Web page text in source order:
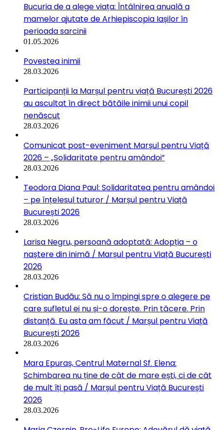
Bucuria de a alege viața: Întâlnirea anuală a
mamelor ajutate de Arhiepiscopia Iașilor în
perioada sarcinii
01.05.2026
Povestea inimii
28.03.2026
Participanții la Marșul pentru viață București 2026
au ascultat în direct bătăile inimii unui copil
nenăscut
28.03.2026
Comunicat post-eveniment Marșul pentru Viață
2026 – „Solidaritate pentru amândoi”
28.03.2026
Teodora Diana Paul: Solidaritatea pentru amândoi
– pe înțelesul tuturor / Marșul pentru Viață
București 2026
28.03.2026
Larisa Negru, persoană adoptată: Adopția – o
naștere din inimă / Marșul pentru Viață București
2026
28.03.2026
Cristian Budău: Să nu o împingi spre o alegere pe
care sufletul ei nu și-o dorește. Prin tăcere. Prin
distanță. Eu asta am făcut / Marșul pentru Viață
București 2026
28.03.2026
Mara Epuraș, Centrul Maternal Sf. Elena:
Schimbarea nu ține de cât de mare ești, ci de cât
de mult îți pasă / Marșul pentru Viață București
2026
28.03.2026